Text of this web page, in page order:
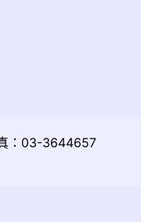
：03-3644657